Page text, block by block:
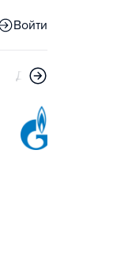
Войти
Дни открытых